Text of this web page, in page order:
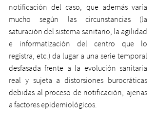
notificación del caso, que además varía
mucho según las circunstancias (la
saturación del sistema sanitario, la agilidad
e informatización del centro que lo
registra, etc.) da lugar a una serie temporal
desfasada frente a la evolución sanitaria
real y sujeta a distorsiones burocráticas
debidas al proceso de notificación, ajenas
a factores epidemiológicos.